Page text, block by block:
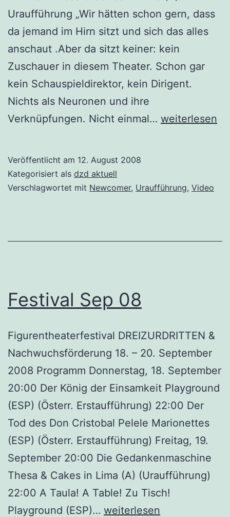
Uraufführung „Wir hätten schon gern, dass
da jemand im Hirn sitzt und sich das alles
anschaut .Aber da sitzt keiner: kein
Zuschauer in diesem Theater. Schon gar
kein Schauspieldirektor, kein Dirigent.
Nichts als Neuronen und ihre
Verknüpfungen. Nicht einmal… Die
weiterlesen
Veröffentlicht am 12. August 2008
Kategorisiert als dzd aktuell
Verschlagwortet mit Newcomer, Uraufführung, Video
Festival Sep 08
Figurentheaterfestival DREIZURDRITTEN &
Nachwuchsförderung 18. – 20. September
2008 Programm Donnerstag, 18. September
20:00 Der König der Einsamkeit Playground
(ESP) (Österr. Erstaufführung) 22:00 Der
Tod des Don Cristobal Pelele Marionettes
(ESP) (Österr. Erstaufführung) Freitag, 19.
September 20:00 Die Gedankenmaschine
Thesa & Cakes in Lima (A) (Uraufführung)
22:00 A Taula! A Table! Zu Tisch!
Playground (ESP)… Festival
weiterlesen